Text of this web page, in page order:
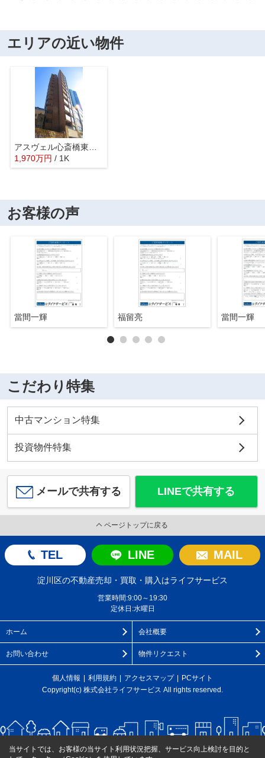
エリアの近い物件
アスヴェル心斎橋東ステーションフロント
1,970万円 / 1K
お客様の声
當間一輝 福留亮 當間一輝
こだわり特集
中古マンション特集
投資物件特集
メールで共有する LINEで共有する
ページトップに戻る
TEL LINE MAIL
淀川区の不動産売却・買取・購入はライフサービス
営業時間:9:00～19:30
定休日:水曜日
ホーム 会社概要
お問い合わせ 物件リクエスト
個人情報 利用規約 アクセスマップ
PCサイト
Copyright(c) 株式会社ライフサービス All rights reserved.
当サイトでは、お客様の当サイト利用状況把握、サービス向上検討を目的と